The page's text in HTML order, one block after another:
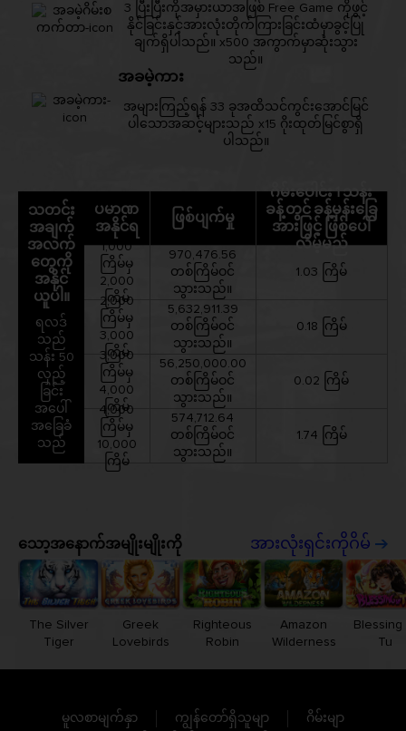
3 ပြီးပြီးကိုအမှားယာအဖြစ် Free Game ကိုဖွင့်
နိုင်ခြင်းနှင့်အားလုံးတိုက်ကြားခြင်းထံမှာခွင့်ပြု
ချက်ရှိပါသည်။ x500 အကွာက်မှာဆုံးသွား
သည်။
အခမဲ့ကား
အများကြည့်ရန် 33 ခုအထိသင်ကွင်းအောင်မြင်
ပါသောအဆင့်များသည် x15 ဂိုးထုတ်မြင်စွာရှိ
ပါသည်။
သတင်း
အချက်
အလက်
တွေကို
အနိုင်
ယူပါ။
ရလဒ်
သည်
သန်း 50
လှည့်
ခြင်း
အပေါ်
အခြေခံ
သည်
ပမာဏ
အနိုင်ရ
1,000
ကြိမ်မှ
2,000
ကြိမ်
2,000
ကြိမ်မှ
3,000
ကြိမ်
3,000
ကြိမ်မှ
4,000
ကြိမ်
4,000
ကြိမ်မှ
10,000
ကြိမ်
ဖြစ်ပျက်မှု
970,476.56
တစ်ကြိမ်ဝင်
သွားသည်။
5,632,911.39
တစ်ကြိမ်ဝင်
သွားသည်။
56,250,000.00
တစ်ကြိမ်ဝင်
သွားသည်။
574,712.64
တစ်ကြိမ်ဝင်
သွားသည်။
ဂိမ်းပေါင်း 1 သန်း
ခန့်တွင် ခန့်မှန်းခြေ
အားဖြင့် ဖြစ်ပေါ်
လိမ့်မည်
1.03 ကြိမ်
0.18 ကြိမ်
0.02 ကြိမ်
1.74 ကြိမ်
သော့အနောက်အမျိုးမျိုးကို အားလုံးရှင်းကိုဂိမ်
The Silver
Tiger
Greek
Lovebirds
Righteous
Robin
Amazon
Wilderness
Blessing
Tu
မူလစာမျက်နှာ ကျွန်တော်ရှိသူမျာ ဂိမ်းမျာ